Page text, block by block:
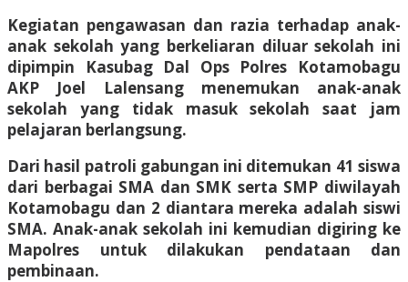
Kegiatan pengawasan dan razia terhadap anak-
anak sekolah yang berkeliaran diluar sekolah ini
dipimpin Kasubag Dal Ops Polres Kotamobagu
AKP Joel Lalensang menemukan anak-anak
sekolah yang tidak masuk sekolah saat jam
pelajaran berlangsung.
Dari hasil patroli gabungan ini ditemukan 41 siswa
dari berbagai SMA dan SMK serta SMP diwilayah
Kotamobagu dan 2 diantara mereka adalah siswi
SMA. Anak-anak sekolah ini kemudian digiring ke
Mapolres untuk dilakukan pendataan dan
pembinaan.